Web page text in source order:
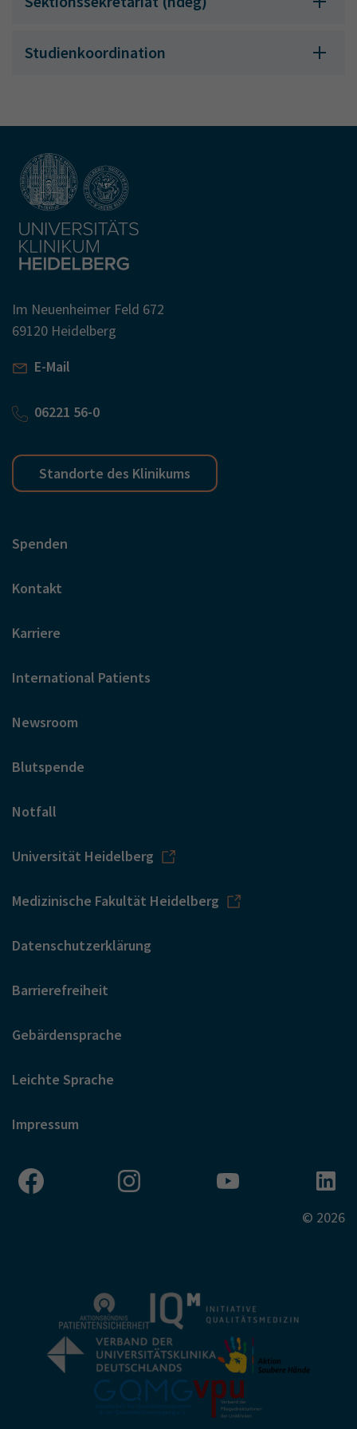
Studienkoordination
Im Neuenheimer Feld 672
69120 Heidelberg
E-Mail
06221 56-0
Standorte des Klinikums
Spenden
Kontakt
Karriere
International Patients
Newsroom
Blutspende
Notfall
Universität Heidelberg
Medizinische Fakultät Heidelberg
Datenschutzerklärung
Barrierefreiheit
Gebärdensprache
Leichte Sprache
Impressum
© 2026